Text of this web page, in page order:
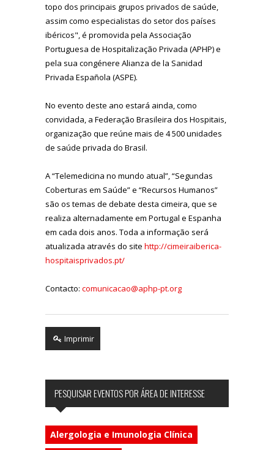
topo dos principais grupos privados de saúde,
assim como especialistas do setor dos países
ibéricos", é promovida pela Associação
Portuguesa de Hospitalização Privada (APHP) e
pela sua congénere Alianza de la Sanidad
Privada Española (ASPE).
No evento deste ano estará ainda, como
convidada, a Federação Brasileira dos Hospitais,
organização que reúne mais de 4 500 unidades
de saúde privada do Brasil.
A “Telemedicina no mundo atual”, “Segundas
Coberturas em Saúde” e “Recursos Humanos”
são os temas de debate desta cimeira, que se
realiza alternadamente em Portugal e Espanha
em cada dois anos. Toda a informação será
atualizada através do site http://cimeiraiberica-
hospitaisprivados.pt/
Contacto: comunicacao@aphp-pt.org
Imprimir
PESQUISAR EVENTOS POR ÁREA DE INTERESSE
Alergologia e Imunologia Clínica